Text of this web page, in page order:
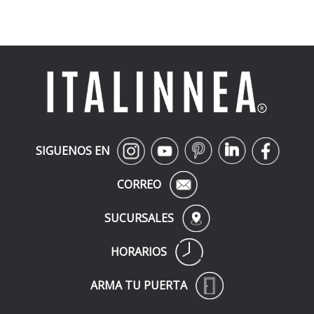
SIGUENOS EN
CORREO
SUCURSALES
HORARIOS
ARMA TU PUERTA